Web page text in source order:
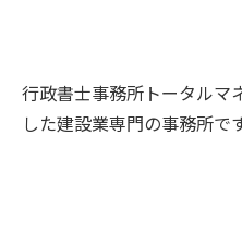
行政書士事務所トータルマ
した建設業専門の事務所です